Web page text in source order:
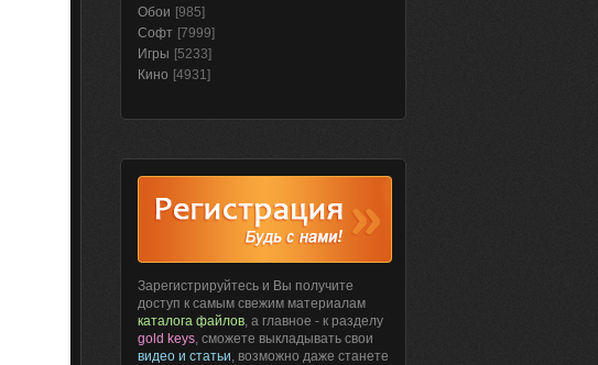
Обои [985]
Софт [7999]
Игры [5233]
Кино [4931]
Зарегистрируйтесь и Вы получите
доступ к самым свежим материалам
каталога файлов, а главное - к разделу
gold keys, сможете выкладывать свои
видео и статьи, возможно даже станете